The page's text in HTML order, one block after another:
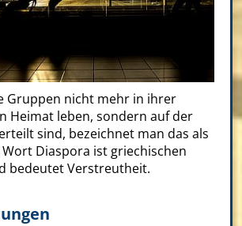
Gruppen nicht mehr in ihrer
Heimat leben, sondern auf der
sind, bezeichnet man das als
Diaspora ist griechischen
bedeutet Verstreutheit.